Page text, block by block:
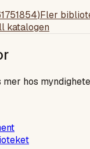
)Fler
katalogen
mer hos